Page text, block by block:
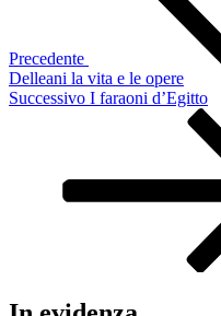
Precedente
Delleani la vita e le opere
Articolo
Successivo I faraoni d’Egitto